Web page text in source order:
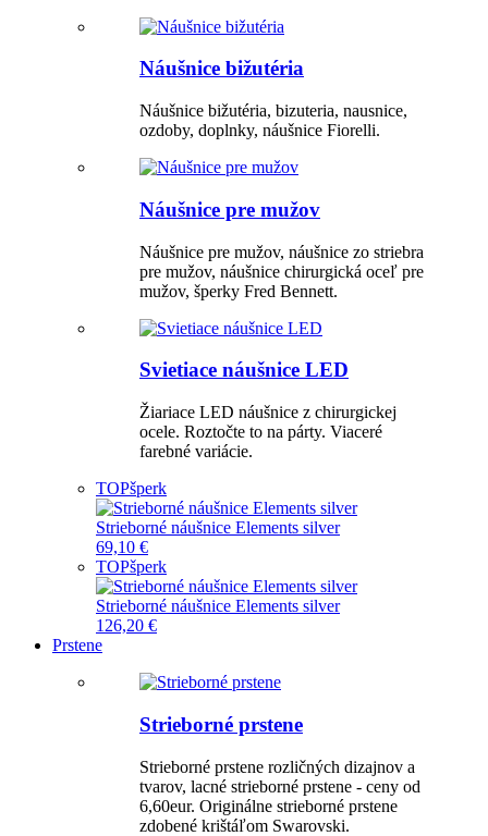
Náušnice bižutéria
Náušnice bižutéria, bizuteria, nausnice,
ozdoby, doplnky, náušnice Fiorelli.
Náušnice pre mužov
Náušnice pre mužov, náušnice zo striebra
pre mužov, náušnice chirurgická oceľ pre
mužov, šperky Fred Bennett.
Svietiace náušnice LED
Žiariace LED náušnice z chirurgickej
ocele. Roztočte to na párty. Viaceré
farebné variácie.
TOPšperk
Strieborné náušnice Elements silver
69,10 €
TOPšperk
Strieborné náušnice Elements silver
126,20 €
Prstene
Strieborné prstene
Strieborné prstene rozličných dizajnov a
tvarov, lacné strieborné prstene - ceny od
6,60eur. Originálne strieborné prstene
zdobené krištáľom Swarovski.